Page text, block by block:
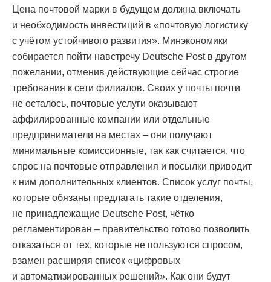
Цена почтовой марки в будущем должна включать
и необходимость инвестиций в «почтовую логистику
с учётом устойчивого развития». Минэкономики
собирается пойти навстречу Deutsche Post в другом
пожелании, отменив действующие сейчас строгие
требования к сети филиалов. Своих у почты почти
не осталось, почтовые услуги оказывают
аффилированные компании или отдельные
предприниматели на местах – они получают
минимальные комиссионные, так как считается, что
спрос на почтовые отправления и посылки приводит
к ним дополнительных клиентов. Список услуг почты,
которые обязаны предлагать такие отделения,
не принадлежащие Deutsche Post, чётко
регламентирован – правительство готово позволить
отказаться от тех, которые не пользуются спросом,
взамен расширяя список «цифровых
и автоматизированных решений». Как они будут